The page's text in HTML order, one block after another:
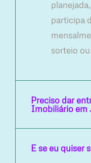
participa
sorteio
Preciso dar
Imobiliário em
E se eu quiser